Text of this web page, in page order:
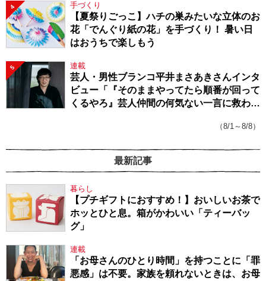
4 手づくり
【夏祭りごっこ】ハチの巣みたいな立体のお
花「でんぐり紙の花」を手づくり！ 暑い日
はおうちで楽しもう
5 連載
芸人・男性ブランコ平井まさあきさんインタ
ビュー「『そのままやってたら順番が回って
くるやろ』芸人仲間の何気ない一言に救われ
（8/1～8/8）
最新記事
暮らし
【プチギフトにおすすめ！】おいしいお茶で
ホッとひと息。箱がかわいい「ティーバッ
グ」
連載
「お母さんのひとり時間」を持つことに「罪
悪感」は不要。家族を頼れないときは、お母